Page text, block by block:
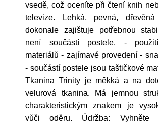
vsedě, což oceníte při čtení knih
televize. Lehká, pevná, dřevěná
dokonale zajištuje potřebnou
není součástí postele. -
materiálů - zajímavé provedení -
- součástí postele jsou taštičkové
Tkanina Trinity je měkká a na
velurová tkanina. Má jemnou
charakteristickým znakem je
vůči oděru. Údržba: Vyhněte